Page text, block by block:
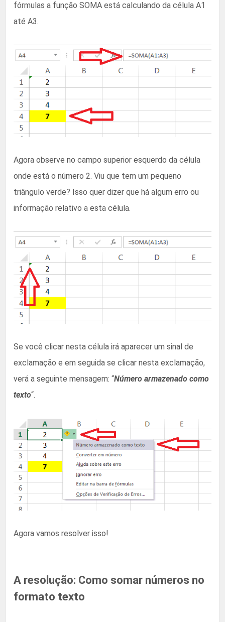
fórmulas a função SOMA está calculando da célula A1
até A3.
Agora observe no campo superior esquerdo da célula
onde está o número 2. Viu que tem um pequeno
triângulo verde? Isso quer dizer que há algum erro ou
informação relativo a esta célula.
Se você clicar nesta célula irá aparecer um sinal de
exclamação e em seguida se clicar nesta exclamação,
verá a seguinte mensagem: “Número armazenado como
texto“.
Agora vamos resolver isso!
A resolução: Como somar números no
formato texto